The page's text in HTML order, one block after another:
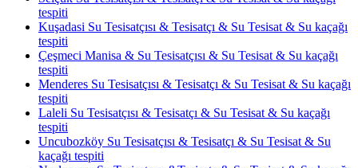
tespiti
Kuşadasi Su Tesisatçısı & Tesisatçı & Su Tesisat & Su kaçağı
tespiti
Çeşmeci Manisa & Su Tesisatçısı & Su Tesisat & Su kaçağı
tespiti
Menderes Su Tesisatçısı & Tesisatçı & Su Tesisat & Su kaçağı
tespiti
Laleli Su Tesisatçısı & Tesisatçı & Su Tesisat & Su kaçağı
tespiti
Uncubozköy Su Tesisatçısı & Tesisatçı & Su Tesisat & Su
kaçağı tespiti